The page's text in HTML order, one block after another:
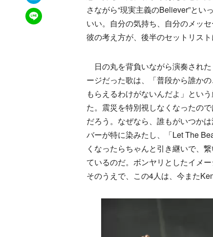
LINEで送る
さながら“現実主義のBeliever”と
いい。自分の気持ち、自分のメッ
彼の考え方が、後半のセットリスト
日の丸を背負いながら演奏され
ージだった歌は、「普段から誰か
もらえるわけがないんだよ」とい
た。震災を特別視しなくなったの
だろう。なぜなら、誰もがいつか
バーが特に染みたし、「Let The
くなったらちゃんと引き継いで、
ているのだ。ボンヤリとしたイメ
そのうえで、この4人は、今また